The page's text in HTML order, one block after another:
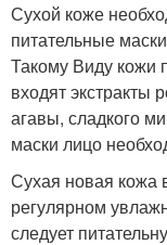
Сухой коже
питательные
Такому Виду кожи
входят экстракты
агавы, сладкого
маски лицо
Сухая новая кожа
регулярном
следует